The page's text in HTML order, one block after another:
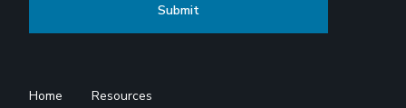
Home
Resources